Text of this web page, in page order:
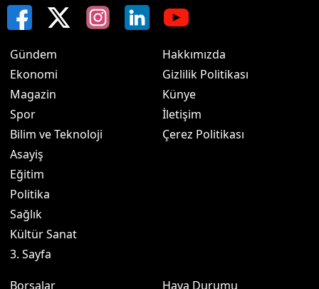
Gündem
Ekonomi
Magazin
Spor
Bilim ve Teknoloji
Asayiş
Eğitim
Politika
Sağlık
Kültür Sanat
3. Sayfa
Hakkımızda
Gizlilik Politikası
Künye
İletişim
Çerez Politikası
Borsalar Hava Durumu